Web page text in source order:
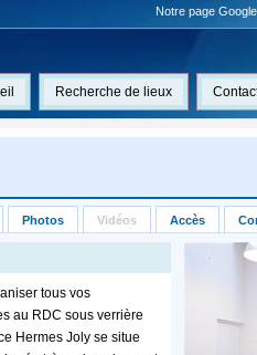
Notre page
Recherche de lieux
Photos Vidéos Accès
tous vos
au RDC sous verrière
Hermes Joly se situe